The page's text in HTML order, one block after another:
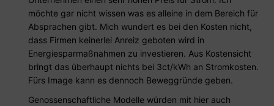
möchte gar nicht wissen was es alleine in dem Bereich für
Absprachen gibt. Mich wundert es bei den Kosten nicht,
dass Firmen keinerlei Anreiz geboten wird in
Energiesparmaßnahmen zu investieren. Aus Kostensicht
bringt das überhaupt nichts bei 3ct/kWh an Stromkosten.
Fürs Image kann es dennoch Beweggründe geben.
Genossenschaftliche Modelle würden mit hier auch